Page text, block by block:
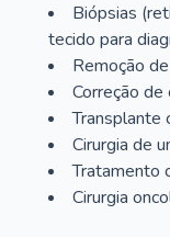
Biópsias
tecido para
Remoção
Correção
Transplante
Cirurgia de
Tratamento
Cirurgia